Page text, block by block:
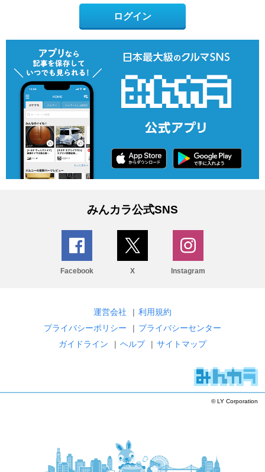
ログイン
みんカラ公式SNS
Facebook X Instagram
運営会社 | 利用規約
プライバシーポリシー
| プライバシーセンター
ガイドライン
| ヘルプ | サイトマップ
© LY Corporation